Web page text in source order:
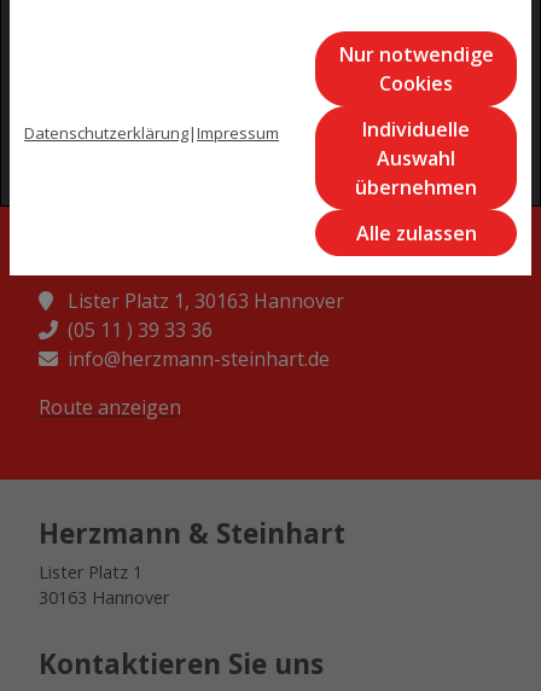
Einstellungen entsprechend an.
Cookie Einstellungen
Herzmann & Steinhart
Lister Platz 1, 30163 Hannover
(05 11 ) 39 33 36
info@herzmann-steinhart.de
Route anzeigen
Herzmann & Steinhart
Lister Platz 1
30163 Hannover
Kontaktieren Sie uns
Datenschutzerklärung|Impressum
Nur notwendige
Cookies
Individuelle
Auswahl
übernehmen
Alle zulassen